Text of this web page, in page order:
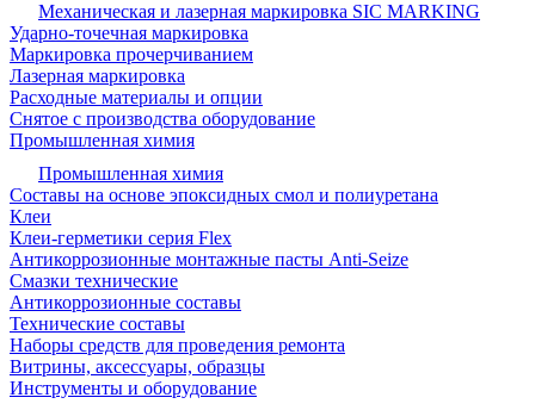
Механическая и лазерная маркировка SIC MARKING
Ударно-точечная маркировка
Маркировка прочерчиванием
Лазерная маркировка
Расходные материалы и опции
Снятое с производства оборудование
Промышленная химия
Промышленная химия
Составы на основе эпоксидных смол и полиуретана
Клеи
Клеи-герметики серия Flex
Антикоррозионные монтажные пасты Anti-Seize
Смазки технические
Антикоррозионные составы
Технические составы
Наборы средств для проведения ремонта
Витрины, аксессуары, образцы
Инструменты и оборудование